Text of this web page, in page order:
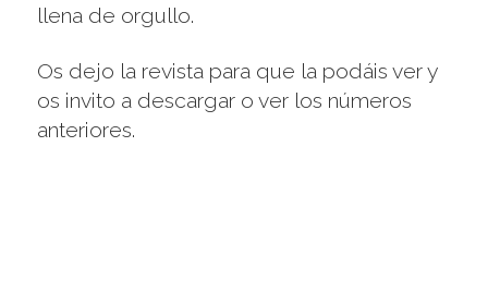
llena de orgullo.
Os dejo la revista para que la podáis ver y
os invito a descargar o ver los números
anteriores.